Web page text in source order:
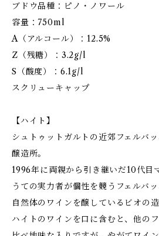
ブドウ品種：ピノ・ノワール
容量：750ml
A（アルコール）：12.5%
Z（残糖）：3.2g/l
S（酸度）：6.1g/l
スクリューキャップ
【ハイト】
シュトゥットガルトの近郊フェルバ
醸造所。
1996年に両親から引き継いだ10代目
うての実力者が個性を競うフェルバ
自然体のワインを醸しているビオの造
ハイトのワインを口に含むと、他の